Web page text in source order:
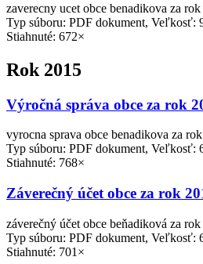
zaverecny ucet obce benadikova za
Typ súboru: PDF dokument, Veľkosť:
Stiahnuté: 672×
Rok 2015
Výročná správa obce za rok
vyrocna sprava obce benadikova za
Typ súboru: PDF dokument, Veľkosť:
Stiahnuté: 768×
Záverečný účet obce za rok
záverečný účet obce beňadiková za
Typ súboru: PDF dokument, Veľkosť:
Stiahnuté: 701×